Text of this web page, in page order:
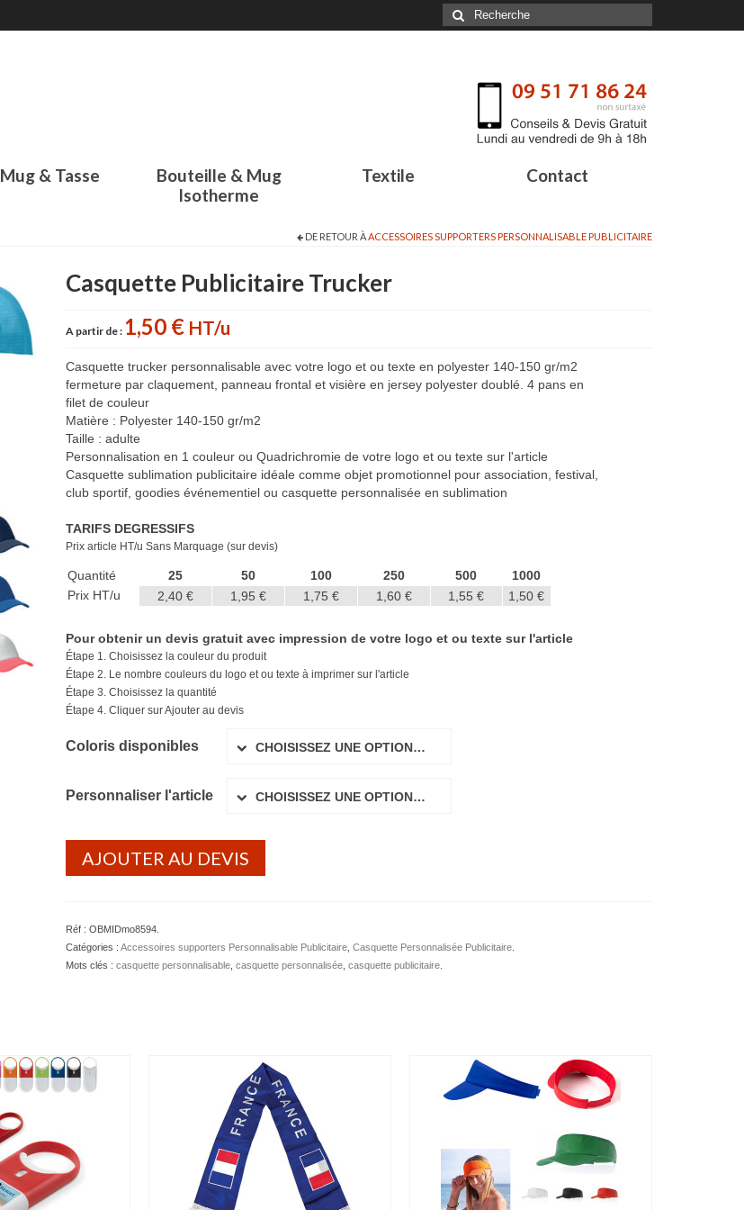
Mug & Tasse
Bouteille & Mug
Isotherme
Textile Contact
DE RETOUR ÀACCESSOIRES SUPPORTERS PERSONNALISABLE PUBLICITAIRE
Casquette Publicitaire Trucker
A partir de : 1,50 € HT/u
Casquette trucker personnalisable avec votre logo et ou texte en polyester 140-150 gr/m2
fermeture par claquement, panneau frontal et visière en jersey polyester doublé. 4 pans en
filet de couleur
Matière : Polyester 140-150 gr/m2
Taille : adulte
Personnalisation en 1 couleur ou Quadrichromie de votre logo et ou texte sur l'article
Casquette sublimation publicitaire idéale comme objet promotionnel pour association, festival,
club sportif, goodies événementiel ou casquette personnalisée en sublimation
TARIFS DEGRESSIFS
Prix article HT/u Sans Marquage (sur devis)
Quantité 25 50 100 250 500
1000
Prix HT/u
2,40 € 1,95 € 1,75 € 1,60 € 1,55 € 1,50 €
Pour obtenir un devis gratuit avec impression de votre logo et ou texte sur l'article
Étape 1. Choisissez la couleur du produit
Étape 2. Le nombre couleurs du logo et ou texte à imprimer sur l'article
Étape 3. Choisissez la quantité
Étape 4. Cliquer sur Ajouter au devis
Coloris disponibles CHOISISSEZ UNE OPTION…
Personnaliser l'article CHOISISSEZ UNE OPTION…
AJOUTER AU DEVIS
Réf : OBMIDmo8594.
Catégories : Accessoires supporters Personnalisable Publicitaire, Casquette Personnalisée Publicitaire.
Mots clés : casquette personnalisable, casquette personnalisée, casquette publicitaire.